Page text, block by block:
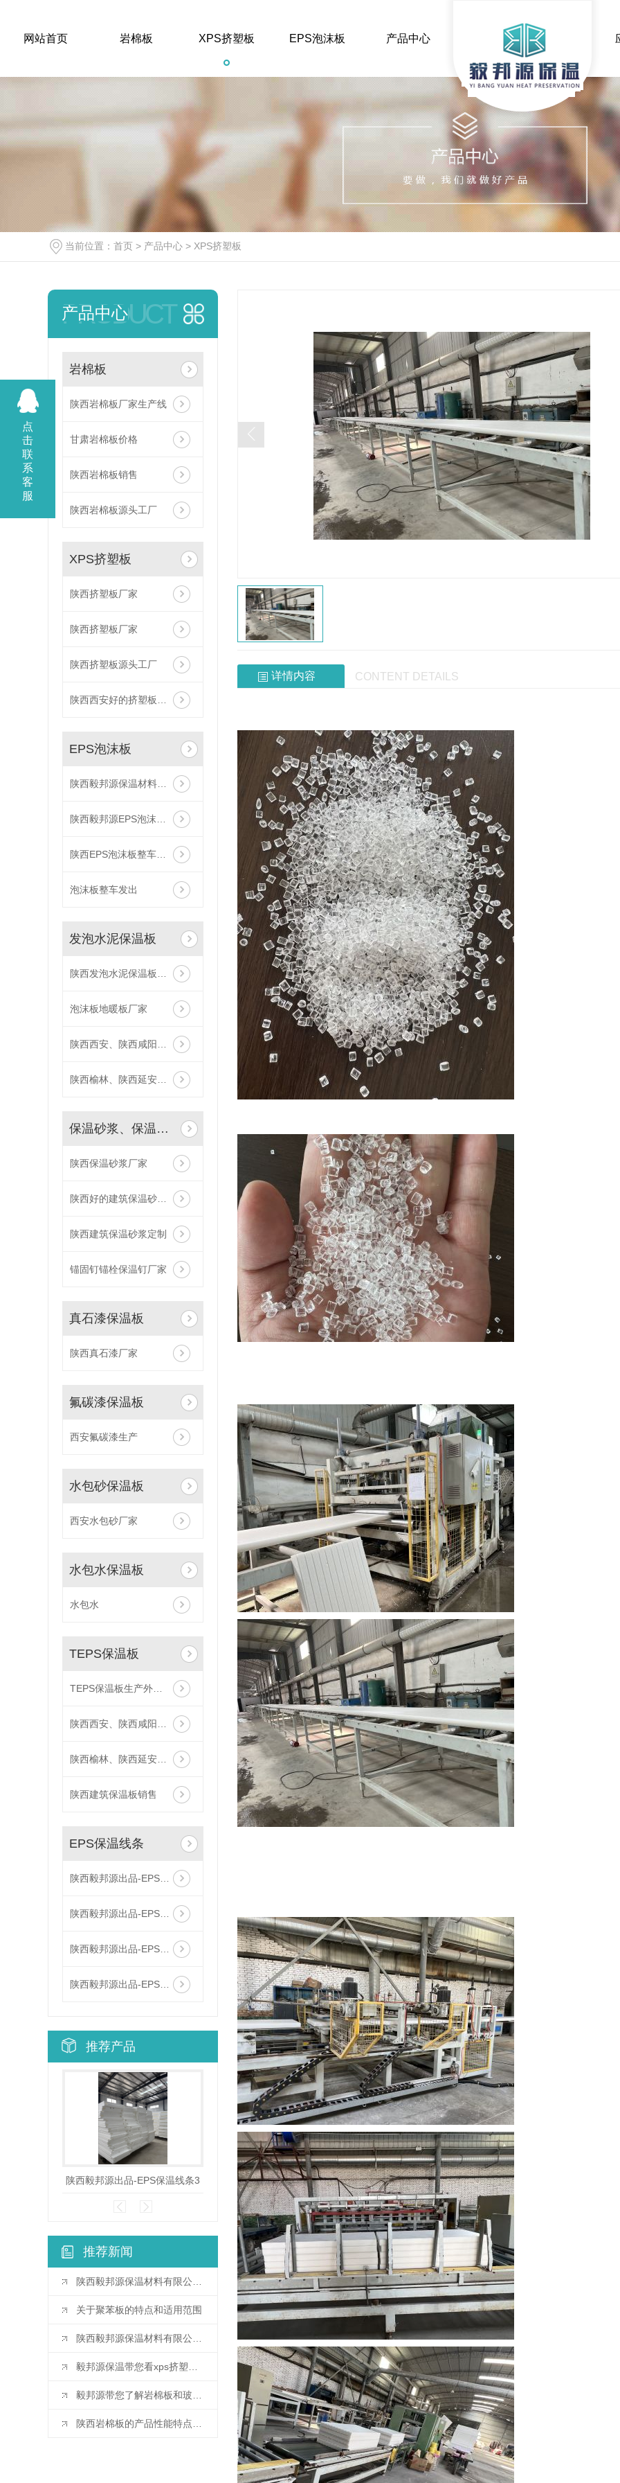
网站首页 岩棉板 XPS挤塑板 EPS泡沫板 产品中心
岩棉板
甘肃岩棉板价格
陕西岩棉板源头工厂
陕西岩棉板厂家
咸阳岩棉板
保温岩棉板
防火保温岩棉板厂家
陕西保温材料生产厂家岩棉板厂家批发
XPS挤塑板
防火隔热挤塑板保温板厂家
陕西外墙挤塑板保温多少钱_挤塑板_良好的隔热保温性能
陕西挤塑板供应，挤塑板价格
陕西XPS挤塑板哪家好西安好的挤塑板厂家批发
陕西外墙保温板厂家XPS挤塑板厂家
甘肃建筑保温板XPS挤塑板保温板厂家批发价格低价
陕西
陕西EPS泡
陕西EPS
陕西好的EPS泡沫
热点 行业新闻
保温常识 时事聚焦
当前位置： 首页 > 产品中心 > XPS挤塑板
PRODUCT
产品中心
岩棉板
陕西岩棉板厂家生产线
甘肃岩棉板价格
陕西岩棉板销售
陕西岩棉板源头工厂
XPS挤塑板
陕西挤塑板厂家
陕西挤塑板厂家
陕西挤塑板源头工厂
陕西西安好的挤塑板厂家
EPS泡沫板
陕西毅邦源保温材料厂家 泡沫板 聚苯板
陕西毅邦源EPS泡沫板厂家
陕西EPS泡沫板整车发出
泡沫板整车发出
发泡水泥保温板
陕西发泡水泥保温板哪家好
泡沫板地暖板厂家
陕西西安、陕西咸阳厂家供应,厂家直供发泡水泥保温板
陕西榆林、陕西延安厂家供应,厂家直供发泡水泥保温板
保温砂浆、保温钉、网格布
陕西保温砂浆厂家
陕西好的建筑保温砂浆定制
陕西建筑保温砂浆定制
锚固钉锚栓保温钉厂家
真石漆保温板
陕西真石漆厂家
氟碳漆保温板
西安氟碳漆生产
水包砂保温板
西安水包砂厂家
水包水保温板
水包水
TEPS保温板
TEPS保温板生产外墙保温
陕西西安、陕西咸阳厂家供应,厂家直供TEPS保温板
陕西榆林、陕西延安厂家供应,厂家直供TEPS保温板
陕西建筑保温板销售
EPS保温线条
陕西毅邦源出品-EPS保温线条3
陕西毅邦源出品-EPS保温线条2
陕西毅邦源出品-EPS保温线条1
陕西毅邦源出品-EPS保温线条
推荐产品
陕西毅邦源出品-EPS保温线条3 陕西毅邦源出品-EPS保温线条2 陕西毅邦源出品-EPS保温线条1
推荐新闻
陕西毅邦源保温材料有限公司的保温材料核心优势都有哪些？
关于聚苯板的特点和适用范围
陕西毅邦源保温材料有限公司的市场竞争力体现在哪些方面？
毅邦源保温带您看xps挤塑板的应用范围有哪些？
毅邦源带您了解岩棉板和玻璃棉板有什么区别？
陕西岩棉板的产品性能特点和用途
详情内容 CONTENT DETAILS
点
击
联
系
客
服